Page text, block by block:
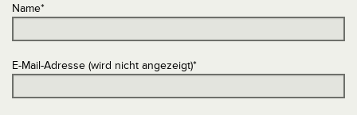
Name*
E-Mail-Adresse (wird nicht angezeigt)*